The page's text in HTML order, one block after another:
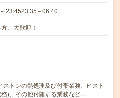
23:4523:35～06:40
、大歓迎！
ストンの熱処理及び付帯業務、ピスト
務)、その他付随する業務など…